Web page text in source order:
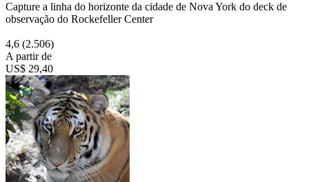
Capture a linha do horizonte da cidade de Nova York do deck de
observação do Rockefeller Center
4,6 (2.506)
A partir de
US$ 29,40